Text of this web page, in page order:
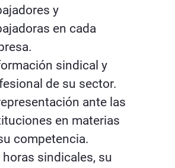
y
en cada
sindical y
de su sector.
ante las
en materias
competencia.
horas sindicales, su